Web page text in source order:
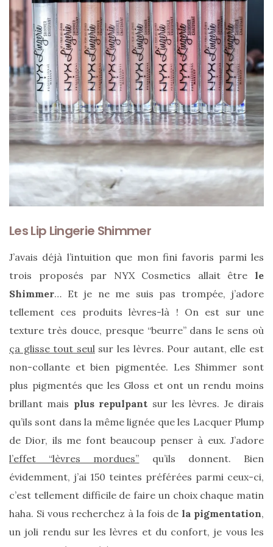
CATÉGORIES
DU BLOG
Beauté
(640)
Actualités
beauté
Conseils
beauté
(54)
Favoris
(27)
Revues
(478)
Tutoriels
(70)
Lifestyle
(154)
Bonnes
adresses/Evénements
(43)
Coups
de
coeur
(9)
Les Lip Lingerie Shimmer
J’avais déjà l’intuition que mon fini favoris parmi les
trois proposés par NYX Cosmetics allait être le
Shimmer… Et je ne me suis pas trompée, j’adore
tellement ces produits lèvres-là ! On est sur une
texture très douce, presque “beurre” dans le sens où
ça glisse tout seulsur les lèvres. Pour autant, elle est
non-collante et bien pigmentée. Les Shimmer sont
plus pigmentés que les Gloss et ont un rendu moins
brillant mais plus repulpant sur les lèvres. Je dirais
qu’ils sont dans la même lignée que les Lacquer Plump
de Dior, ils me font beaucoup penser à eux. J’adore
l’effet “lèvres mordues” qu’ils donnent. Bien
évidemment, j’ai 150 teintes préférées parmi ceux-ci,
c’est tellement difficile de faire un choix chaque matin
haha. Si vous recherchez à la fois de la pigmentation,
un joli rendu sur les lèvres et du confort, je vous les